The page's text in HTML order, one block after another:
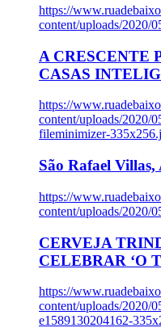
https://
content/uploads/2020/
A CRESCENTE
CASAS
https://
content/uploads/2020/
fileminimizer-
São Rafael
https://
content/uploads/2020/
CERVEJA
CELEBRAR ‘O
https://
content/uploads/2020/
e1589130204162-